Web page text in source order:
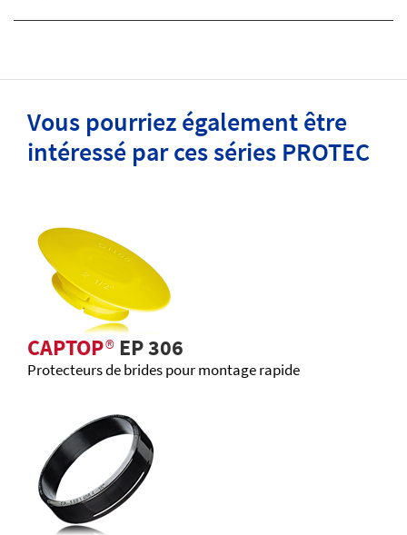
Vous pourriez également être
intéressé par ces séries PROTEC
CAPTOP®EP 306
Protecteurs de brides pour montage rapide